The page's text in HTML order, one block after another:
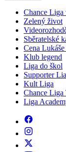
Chance Liga
Zelený život
Sběratelské
Cena
Klub legend
Liga do škol
Supporter
Kult Liga
Chance Liga
Liga